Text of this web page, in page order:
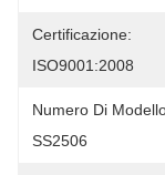
Certificazione:
ISO9001:2008
Numero Di
SS2506